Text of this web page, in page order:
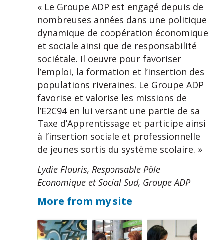
« Le Groupe ADP est engagé depuis de
nombreuses années dans une politique
dynamique de coopération économique
et sociale ainsi que de responsabilité
sociétale. Il oeuvre pour favoriser
l’emploi, la formation et l’insertion des
populations riveraines. Le Groupe ADP
favorise et valorise les missions de
l’E2C94 en lui versant une partie de sa
Taxe d’Apprentissage et participe ainsi
à l’insertion sociale et professionnelle
de jeunes sortis du système scolaire. »
Lydie Flouris, Responsable Pôle
Economique et Social Sud, Groupe ADP
More from my site